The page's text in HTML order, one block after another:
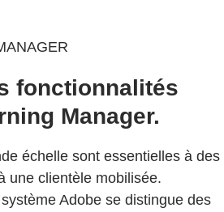
fonctionnalités
Manager.
échelle sont essentielles à des
une clientèle mobilisée.
Adobe se distingue des